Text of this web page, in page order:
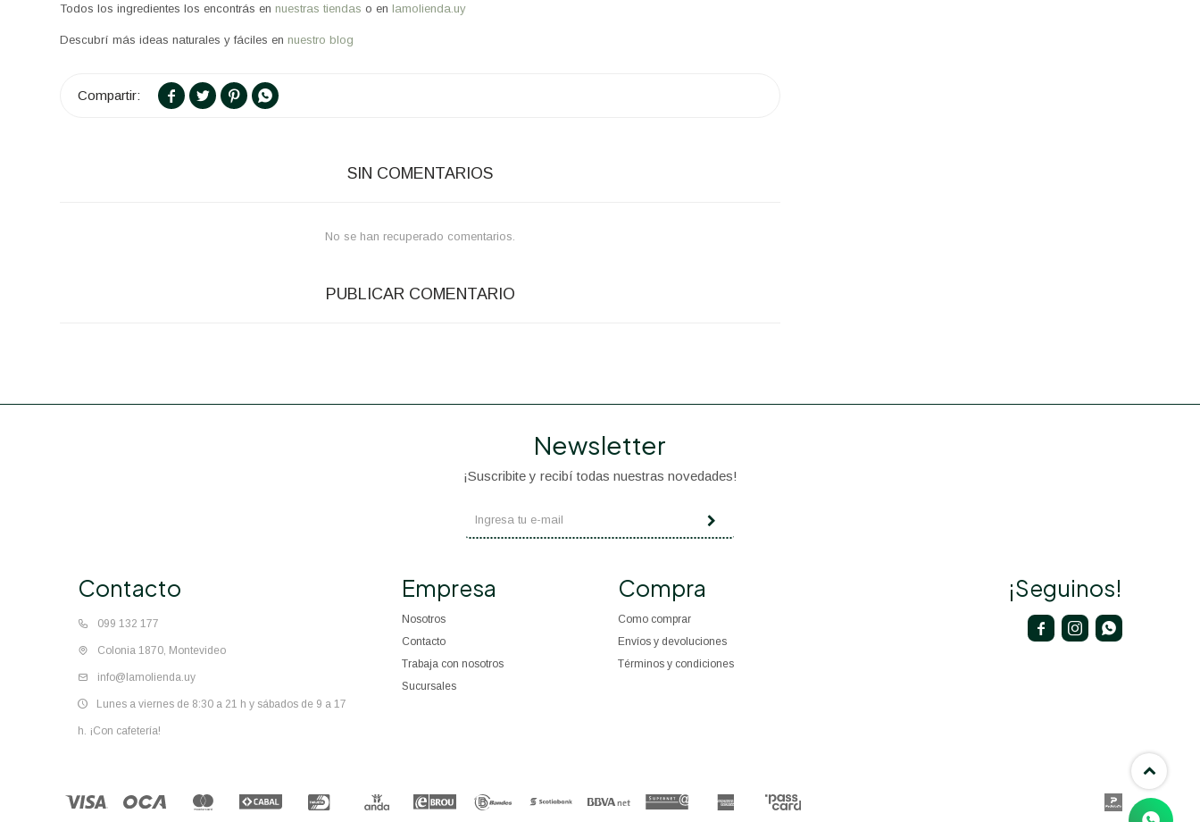
Todos los ingredientes los encontrás ennuestras tiendas o en lamolienda.uy
Descubrí más ideas naturales y fáciles ennuestro blog
   
SIN COMENTARIOS
No se han recuperado comentarios.
PUBLICAR COMENTARIO
Contacto
099 132 177
Colonia 1870, Montevideo
info@lamolienda.uy
Lunes a viernes de 8:30 a 21 h y sábados de 9 a 17
h. ¡Con cafetería!
Empresa
Nosotros
Contacto
Trabaja con nosotros
Sucursales
Compra
Como comprar
Envíos y devoluciones
Términos y condiciones
Newsletter
¡Suscribite y recibí todas nuestras novedades!
¡Seguinos!
  